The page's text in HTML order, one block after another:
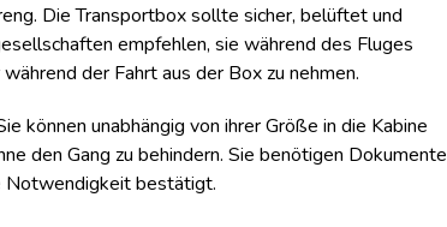
Die Transportbox sollte sicher, belüftet und
empfehlen, sie während des Fluges
der Fahrt aus der Box zu nehmen.
können unabhängig von ihrer Größe in die Kabine
den Gang zu behindern. Sie benötigen Dokumente
Notwendigkeit bestätigt.